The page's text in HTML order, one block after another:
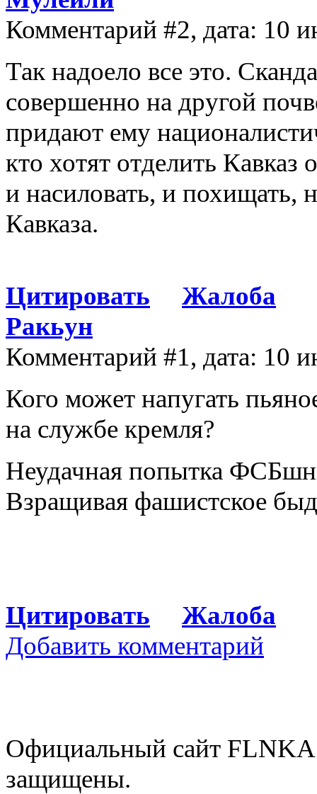
Комментарий #2, дата: 10
Так надоело все это.
совершенно на другой
придают ему
кто хотят отделить
и насиловать, и похищать,
Кавказа.
Цитировать
Жалоба
Ракьун
Комментарий #1, дата: 10
Кого может напугать
на службе кремля?
Неудачная попытка
Взращивая фашистское
Цитировать
Жалоба
Добавить комментарий
Официальный сайт
защищены.